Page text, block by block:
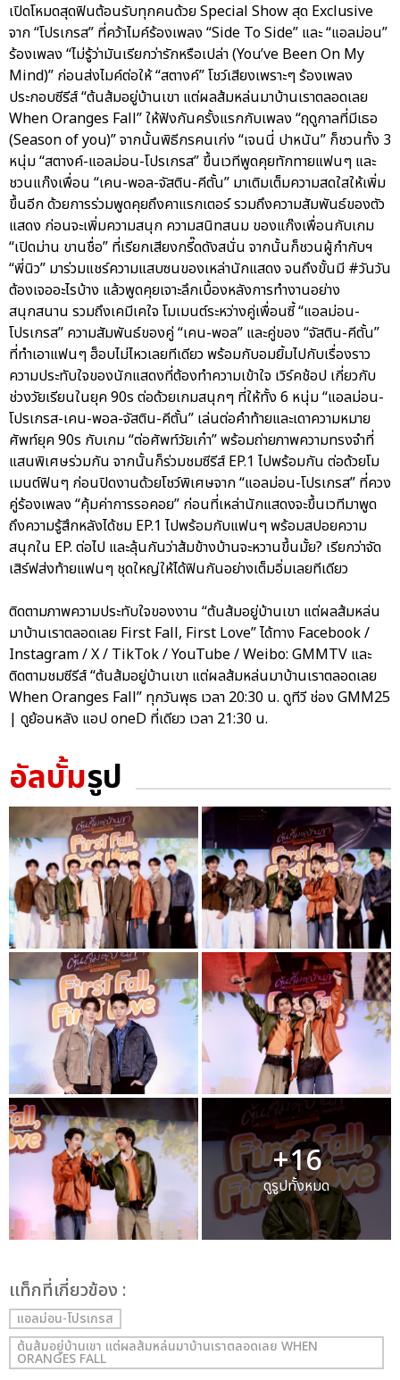
เปิดโหมดสุดฟินต้อนรับทุกคนด้วย Special Show สุด Exclusive
จาก “โปรเกรส” ที่คว้าไมค์ร้องเพลง “Side To Side” และ “แอลม่อน”
ร้องเพลง “ไม่รู้ว่ามันเรียกว่ารักหรือเปล่า (You’ve Been On My
Mind)” ก่อนส่งไมค์ต่อให้ “สตางค์” โชว์เสียงเพราะๆ ร้องเพลง
ประกอบซีรีส์ “ต้นส้มอยู่บ้านเขา แต่ผลส้มหล่นมาบ้านเราตลอดเลย
When Oranges Fall” ให้ฟังกันครั้งแรกกับเพลง “ฤดูกาลที่มีเธอ
(Season of you)” จากนั้นพิธีกรคนเก่ง “เจนนี่ ปาหนัน” ก็ชวนทั้ง 3
หนุ่ม “สตางค์-แอลม่อน-โปรเกรส” ขึ้นเวทีพูดคุยทักทายแฟนๆ และ
ชวนแก๊งเพื่อน “เคน-พอล-จัสติน-คีตั้น” มาเติมเต็มความสดใสให้เพิ่ม
ขึ้นอีก ด้วยการร่วมพูดคุยถึงคาแรกเตอร์ รวมถึงความสัมพันธ์ของตัว
แสดง ก่อนจะเพิ่มความสนุก ความสนิทสนม ของแก๊งเพื่อนกับเกม
“เปิดม่าน ขานชื่อ” ที่เรียกเสียงกรี๊ดดังสนั่น จากนั้นก็ชวนผู้กำกับฯ
“พี่นิว” มาร่วมแชร์ความแสบซนของเหล่านักแสดง จนถึงขั้นมี #วันวัน
ต้องเจออะไรบ้าง แล้วพูดคุยเจาะลึกเบื้องหลังการทำงานอย่าง
สนุกสนาน รวมถึงเคมีเคใจ โมเมนต์ระหว่างคู่เพื่อนซี้ “แอลม่อน-
โปรเกรส” ความสัมพันธ์ของคู่ “เคน-พอล” และคู่ของ “จัสติน-คีตั้น”
ที่ทำเอาแฟนๆ ฮ็อบไม่ไหวเลยทีเดียว พร้อมกับอมยิ้มไปกับเรื่องราว
ความประทับใจของนักแสดงที่ต้องทำความเข้าใจ เวิร์คช้อป เกี่ยวกับ
ช่วงวัยเรียนในยุค 90s ต่อด้วยเกมสนุกๆ ที่ให้ทั้ง 6 หนุ่ม “แอลม่อน-
โปรเกรส-เคน-พอล-จัสติน-คีตั้น” เล่นต่อคำท้ายและเดาความหมาย
ศัพท์ยุค 90s กับเกม “ต่อศัพท์วัยเก๋า” พร้อมถ่ายภาพความทรงจำที่
แสนพิเศษร่วมกัน จากนั้นก็ร่วมชมซีรีส์ EP.1 ไปพร้อมกัน ต่อด้วยโม
เมนต์ฟินๆ ก่อนปิดงานด้วยโชว์พิเศษจาก “แอลม่อน-โปรเกรส” ที่ควง
คู่ร้องเพลง “คุ้มค่าการรอคอย” ก่อนที่เหล่านักแสดงจะขึ้นเวทีมาพูด
ถึงความรู้สึกหลังได้ชม EP.1 ไปพร้อมกับแฟนๆ พร้อมสปอยความ
สนุกใน EP. ต่อไป และลุ้นกันว่าส้มข้างบ้านจะหวานขึ้นมั้ย? เรียกว่าจัด
เสิร์ฟส่งท้ายแฟนๆ ชุดใหญ่ให้ได้ฟินกันอย่างเต็มอิ่มเลยทีเดียว
ติดตามภาพความประทับใจของงาน “ต้นส้มอยู่บ้านเขา แต่ผลส้มหล่น
มาบ้านเราตลอดเลย First Fall, First Love” ได้ทาง Facebook /
Instagram / X / TikTok / YouTube / Weibo: GMMTV และ
ติดตามชมซีรีส์ “ต้นส้มอยู่บ้านเขา แต่ผลส้มหล่นมาบ้านเราตลอดเลย
When Oranges Fall” ทุกวันพุธ เวลา 20:30 น. ดูทีวี ช่อง GMM25
| ดูย้อนหลัง แอป oneD ที่เดียว เวลา 21:30 น.
อัลบั้มรูป
+16
ดูรูปทั้งหมด
เเท็กที่เกี่ยวข้อง :
แอลม่อน-โปรเกรส
ต้นส้มอยู่บ้านเขา แต่ผลส้มหล่นมาบ้านเราตลอดเลย WHEN
ORANGES FALL